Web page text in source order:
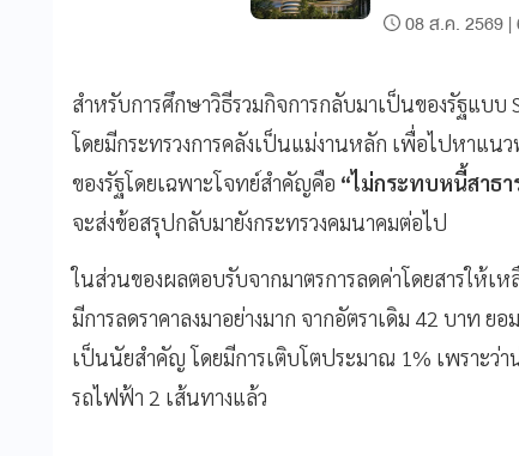
08 ส.ค. 2569 |
สำหรับการศึกษาวิธีรวมกิจการกลับมาเป็นของรัฐแบบ
โดยมีกระทรวงการคลังเป็นแม่งานหลัก เพื่อไปหาแ
ของรัฐโดยเฉพาะโจทย์สำคัญคือ “ไม่กระทบหนี้สาธ
จะส่งข้อสรุปกลับมายังกระทรวงคมนาคมต่อไป
ในส่วนของผลตอบรับจากมาตรการลดค่าโดยสารให้เ
มีการลดราคาลงมาอย่างมาก จากอัตราเดิม 42 บาท
เป็นนัยสำคัญ โดยมีการเติบโตประมาณ 1% เพราะว่า
รถไฟฟ้า 2 เส้นทางแล้ว